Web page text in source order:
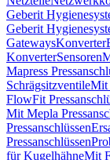
Geberit
Geberit
GatewaysKonverter
KonverterSensoren
Mapress
SchrägsitzventileMit
FlowFit
Mit Mepla
Pressanschlüssen
Pressanschlüssen
für KugelhähneMit